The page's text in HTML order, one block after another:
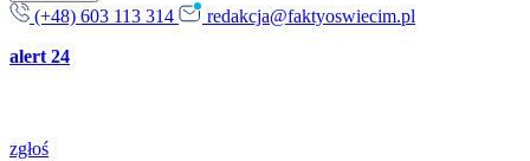
(+48) 603 113 314
redakcja@faktyoswiecim.pl
alert 24
zgłoś